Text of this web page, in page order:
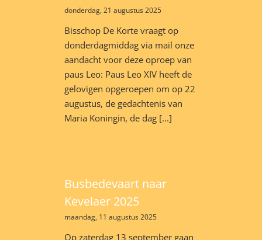
donderdag, 21 augustus 2025
Bisschop De Korte vraagt op
donderdagmiddag via mail onze
aandacht voor deze oproep van
paus Leo: Paus Leo XIV heeft de
gelovigen opgeroepen om op 22
augustus, de gedachtenis van
Maria Koningin, de dag [...]
Busbedevaart naar
Kevelaer 2025
maandag, 11 augustus 2025
Op zaterdag 13 september gaan